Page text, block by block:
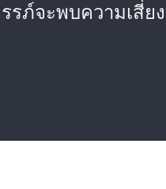
รภ์จะพบความเสี่ยง